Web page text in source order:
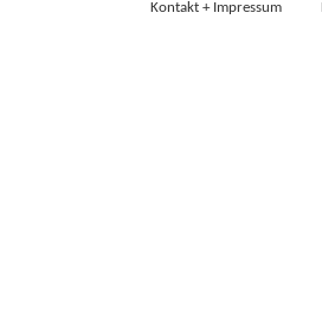
Kontakt + Impressum